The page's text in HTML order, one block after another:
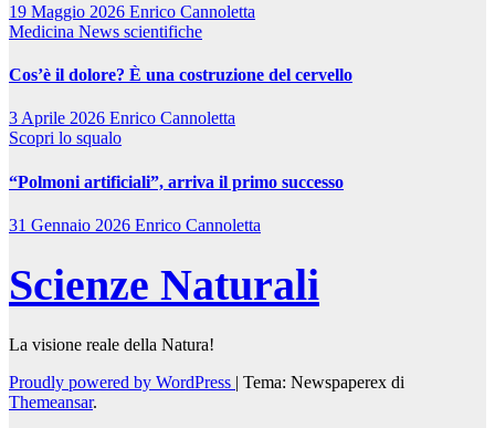
19 Maggio 2026 Enrico Cannoletta
Medicina News scientifiche
Cos’è il dolore? È una costruzione del cervello
3 Aprile 2026 Enrico Cannoletta
Scopri lo squalo
“Polmoni artificiali”, arriva il primo successo
31 Gennaio 2026 Enrico Cannoletta
Scienze Naturali
La visione reale della Natura!
Proudly powered by WordPress | Tema: Newspaperex di
Themeansar.